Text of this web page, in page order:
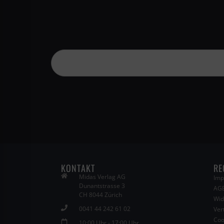
KONTAKT
Midas Verlag AG
Dunantstrasse 3
CH 8044 Zürich
0041 44 242 61 02